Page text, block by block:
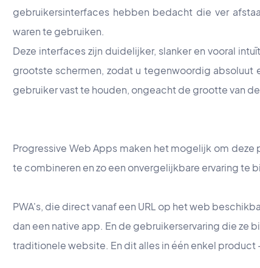
gebruikersinterfaces hebben bedacht die ver
waren te gebruiken.
Deze interfaces zijn duidelijker, slanker en vooral
grootste schermen, zodat u tegenwoordig
gebruiker vast te houden, ongeacht de grootte van
Progressive Web Apps maken het mogelijk om
te combineren en zo een onvergelijkbare ervaring te
PWA's, die direct vanaf een URL op het web
dan een native app. En de gebruikerservaring die ze
traditionele website. En dit alles in één enkel product